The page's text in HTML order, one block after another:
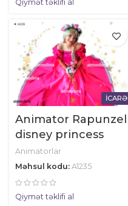
Qiymət təklifi al
İCARƏ
Animator Rapunzel
disney princess
Animatorlar
Məhsul kodu: A1235
Qiymət təklifi al